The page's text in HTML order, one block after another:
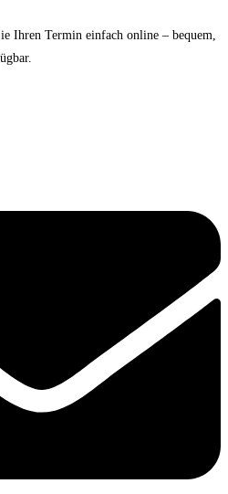
Ihren Termin einfach online – bequem,